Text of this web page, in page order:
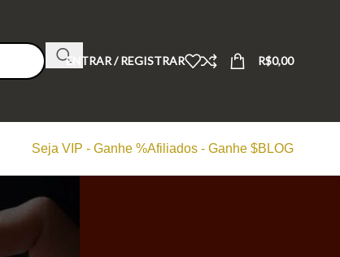
ENTRAR / REGISTRAR R$0,00
Seja VIP - Ganhe %Afiliados - Ganhe $BLOG